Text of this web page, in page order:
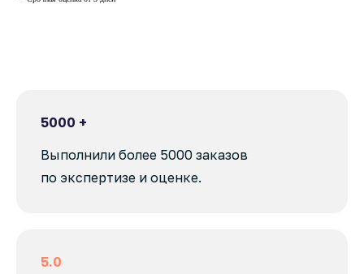
5000 +
Выполнили более 5000 заказов
по экспертизе и оценке.
5.0